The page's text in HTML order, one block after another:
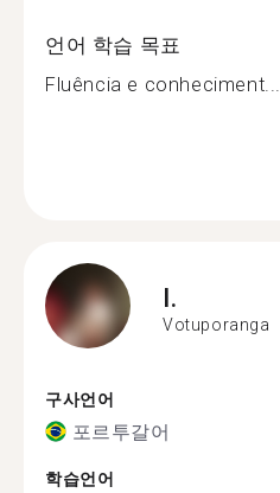
언어 학습 목표
Fluência e conheciment...
I.
Votuporanga
구사언어
포르투갈어
학습언어